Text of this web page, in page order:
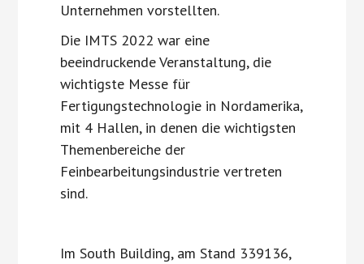
Unternehmen vorstellten.
Die IMTS 2022 war eine
beeindruckende Veranstaltung, die
wichtigste Messe für
Fertigungstechnologie in Nordamerika,
mit 4 Hallen, in denen die wichtigsten
Themenbereiche der
Feinbearbeitungsindustrie vertreten
sind.
Im South Building, am Stand 339136,